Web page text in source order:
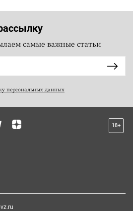
самые важные статьи
персональных данных
18+